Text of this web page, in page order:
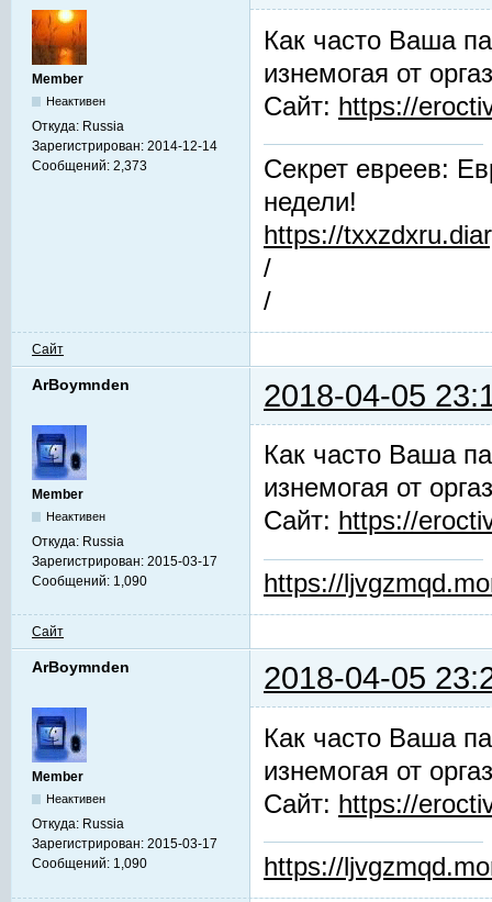
Member
Неактивен
Откуда: Russia
Зарегистрирован: 2014-12-14
Сообщений: 2,373
Как часто Ваша
изнемогая от
Сайт: https://
Секрет евреев:
недели!
https://
/
/
Сайт
ArBoymnden 2018-04-05
Member
Неактивен
Откуда: Russia
Зарегистрирован: 2015-03-17
Сообщений: 1,090
Как часто Ваша
изнемогая от
Сайт: https://
https://
Сайт
ArBoymnden 2018-04-05
Member
Неактивен
Откуда: Russia
Зарегистрирован: 2015-03-17
Сообщений: 1,090
Как часто Ваша
изнемогая от
Сайт: https://
https://